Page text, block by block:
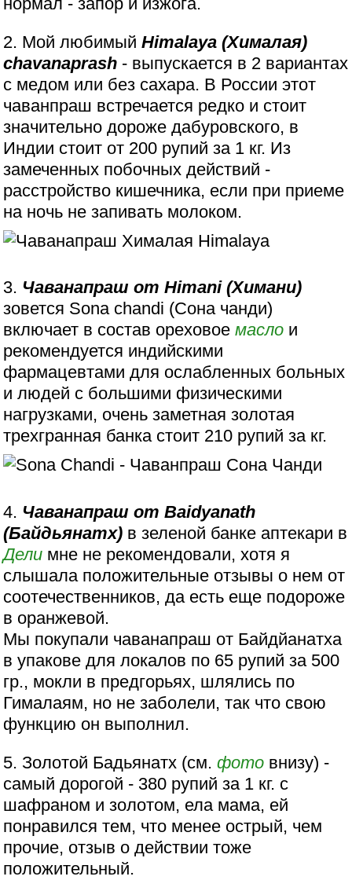
2. Мой любимыйHimalaya (Хималая)
chavanaprash - выпускается в 2 вариантах
с медом или без сахара. В России этот
чаванпраш встречается редко и стоит
значительно дороже дабуровского, в
Индии стоит от 200 рупий за 1 кг. Из
замеченных побочных действий -
расстройство кишечника, если при приеме
на ночь не запивать молоком.
3. Чаванапраш от Himani (Химани)
зовется Sona chandi (Сона чанди)
включает в состав ореховоемасло и
рекомендуется индийскими
фармацевтами для ослабленных больных
и людей с большими физическими
нагрузками, очень заметная золотая
трехгранная банка стоит 210 рупий за кг.
4. Чаванапраш от Baidyanath
(Байдьянатх) в зеленой банке аптекари в
Дели мне не рекомендовали, хотя я
слышала положительные отзывы о нем от
соотечественников, да есть еще подороже
в оранжевой.
Мы покупали чаванапраш от Байдйанатха
в упакове для локалов по 65 рупий за 500
гр., мокли в предгорьях, шлялись по
Гималаям, но не заболели, так что свою
функцию он выполнил.
5. Золотой Бадьянатх (см.фото внизу) -
самый дорогой - 380 рупий за 1 кг. с
шафраном и золотом, ела мама, ей
понравился тем, что менее острый, чем
прочие, отзыв о действии тоже
положительный.